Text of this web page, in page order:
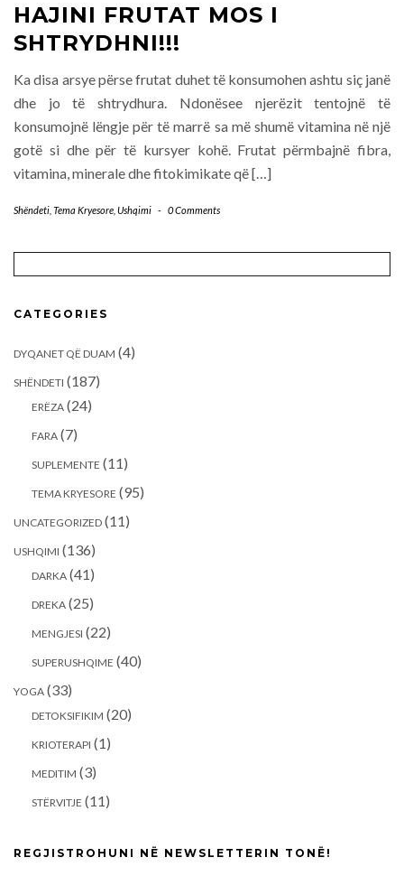
HAJINI FRUTAT MOS I
SHTRYDHNI!!!
Ka disa arsye përse frutat duhet të konsumohen ashtu siç janë
dhe jo të shtrydhura. Ndonësee njerëzit tentojnë të
konsumojnë lëngje për të marrë sa më shumë vitamina në një
gotë si dhe për të kursyer kohë. Frutat përmbajnë fibra,
vitamina, minerale dhe fitokimikate që […]
Shëndeti Tema Kryesore Ushqimi - 0 Comments
CATEGORIES
DYQANET QË DUAM (4)
SHËNDETI (187)
ERËZA (24)
FARA (7)
SUPLEMENTE (11)
TEMA KRYESORE (95)
UNCATEGORIZED (11)
USHQIMI (136)
DARKA (41)
DREKA (25)
MENGJESI (22)
SUPERUSHQIME (40)
YOGA (33)
DETOKSIFIKIM (20)
KRIOTERAPI (1)
MEDITIM (3)
STËRVITJE (11)
REGJISTROHUNI NË NEWSLETTERIN TONË!